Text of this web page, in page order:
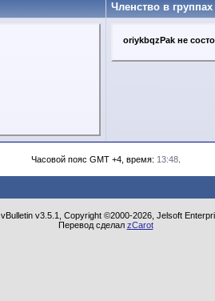
Членство в группах
oriykbqzPak не
Часовой пояс GMT +4, время: 13:48.
vBulletin v3.5.1, Copyright ©2000-2026, Jelsoft
Перевод сделал zCarot